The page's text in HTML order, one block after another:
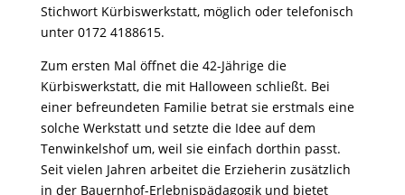
Stichwort Kürbiswerkstatt, möglich oder telefonisch
unter 0172 4188615.
Zum ersten Mal öffnet die 42-Jährige die
Kürbiswerkstatt, die mit Halloween schließt. Bei
einer befreundeten Familie betrat sie erstmals eine
solche Werkstatt und setzte die Idee auf dem
Tenwinkelshof um, weil sie einfach dorthin passt.
Seit vielen Jahren arbeitet die Erzieherin zusätzlich
in der Bauernhof-Erlebnispädagogik und bietet